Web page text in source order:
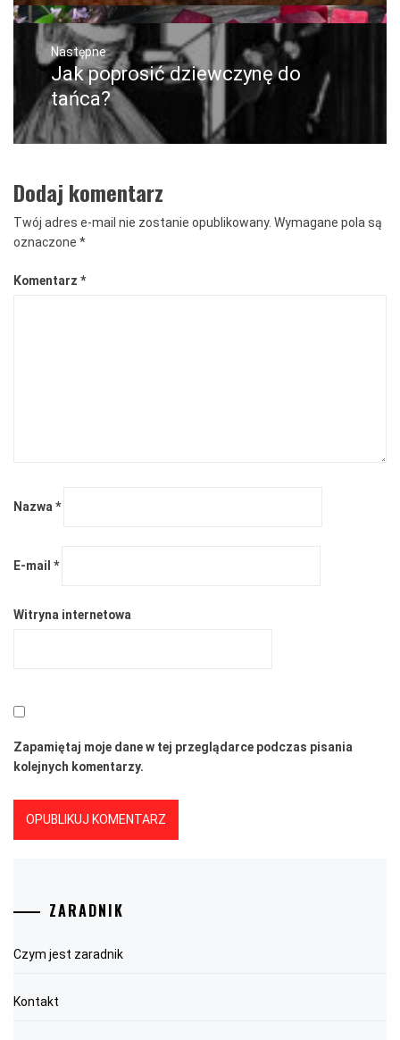
Następne
Następny
post:
Jak poprosić dziewczynę do
tańca?
Dodaj komentarz
Twój adres e-mail nie zostanie opublikowany. Wymagane pola są
oznaczone *
Komentarz *
Nazwa *
E-mail *
Witryna internetowa
Zapamiętaj moje dane w tej przeglądarce podczas pisania
kolejnych komentarzy.
ZARADNIK
Czym jest zaradnik
Kontakt